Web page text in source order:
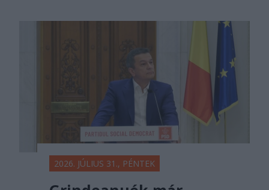
2026. JÚLIUS 31., PÉNTEK